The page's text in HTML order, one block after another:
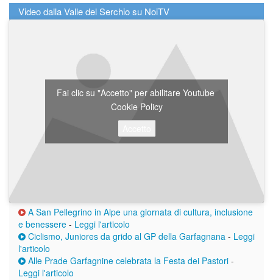
Video dalla Valle del Serchio su NoiTV
Fai clic su "Accetto" per abilitare Youtube
Cookie Policy
A San Pellegrino in Alpe una giornata di cultura, inclusione
e benessere - Leggi l'articolo
Ciclismo, Juniores da grido al GP della Garfagnana - Leggi
l'articolo
Alle Prade Garfagnine celebrata la Festa dei Pastori -
Leggi l'articolo